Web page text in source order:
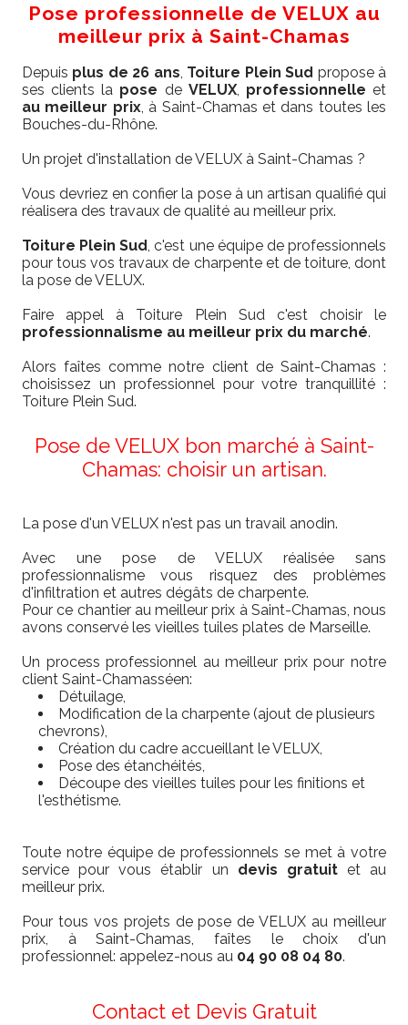
Pose professionnelle de VELUX au
meilleur prix à Saint-Chamas
Depuis plus de 26 ans Toiture Plein Sud propose à
ses clients la pose de VELUX, professionnelleet
au meilleur prix, à Saint-Chamas et dans toutes les
Bouches-du-Rhône.
Un projet d'installation de VELUX à Saint-Chamas ?
Vous devriez en confier la pose à un artisan qualifié qui
réalisera des travaux de qualité au meilleur prix.
Toiture Plein Sud , c'est une équipe de professionnels
pour tous vos travaux de charpente et de toiture, dont
la pose de VELUX.
Faire appel à Toiture Plein Sud c'est choisir le
professionnalisme au meilleur prix du marché.
Alors faîtes comme notre client de Saint-Chamas :
choisissez un professionnel pour votre tranquillité :
Toiture Plein Sud.
Pose de VELUX bon marché à Saint-
Chamas: choisir un artisan.
La pose d'un VELUX n'est pas un travail anodin.
Avec une pose de VELUX réalisée sans
professionnalisme vous risquez des problèmes
d'infiltration et autres dégâts de charpente.
Pour ce chantier au meilleur prix à Saint-Chamas, nous
avons conservé les vieilles tuiles plates de Marseille.
Un process professionnel au meilleur prix pour notre
client Saint-Chamasséen:
Détuilage,
Modification de la charpente (ajout de plusieurs
chevrons),
Création du cadre accueillant le VELUX,
Pose des étanchéités,
Découpe des vieilles tuiles pour les finitions et
l'esthétisme.
Toute notre équipe de professionnels se met à votre
service pour vous établir un devis gratuitet au
meilleur prix.
Pour tous vos projets de pose de VELUX au meilleur
prix, à Saint-Chamas, faîtes le choix d'un
professionnel: appelez-nous au 04 90 08 04 80.
Contact et Devis Gratuit